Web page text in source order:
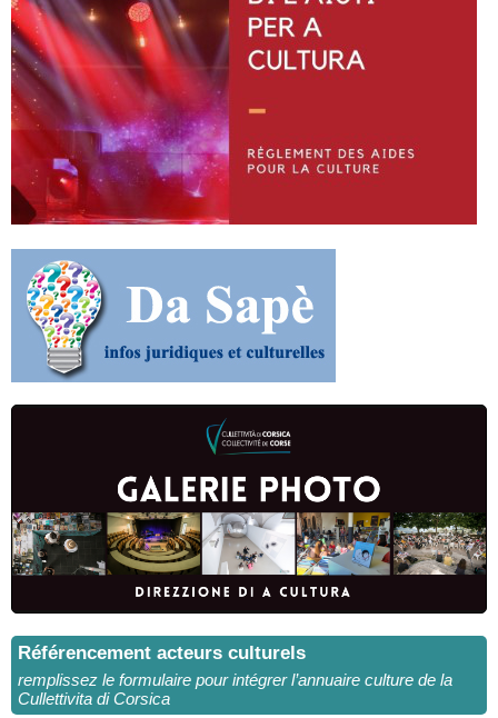
Référencement acteurs culturels
remplissez le formulaire pour intégrer l’annuaire culture de la
Cullettivita di Corsica